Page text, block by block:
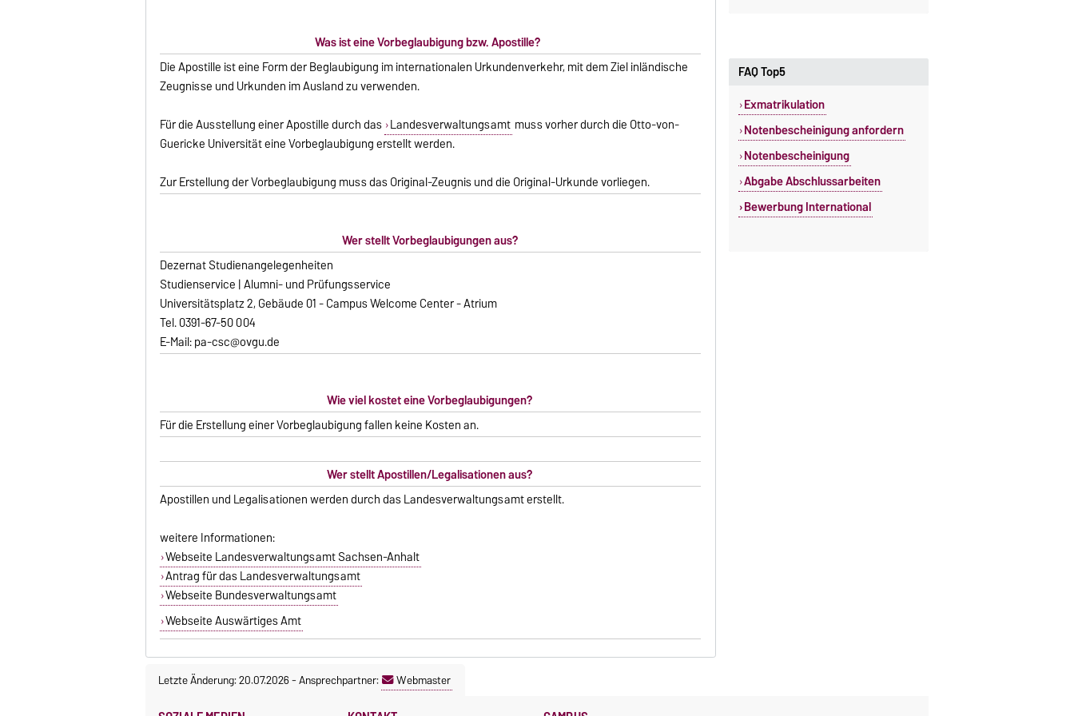
Was ist eine Vorbeglaubigung bzw. Apostille?
Die Apostille ist eine Form der Beglaubigung im internationalen Urkundenverkehr, mit dem Ziel inländische
Zeugnisse und Urkunden im Ausland zu verwenden.
Für die Ausstellung einer Apostille durch das Landesverwaltungsamt muss vorher durch die Otto-von-
Guericke Universität eine Vorbeglaubigung erstellt werden.
Zur Erstellung der Vorbeglaubigung muss das Original-Zeugnis und die Original-Urkunde vorliegen.
Wer stellt Vorbeglaubigungen aus?
Dezernat Studienangelegenheiten
Studienservice | Alumni- und Prüfungsservice
Universitätsplatz 2, Gebäude 01 - Campus Welcome Center - Atrium
Tel. 0391-67-50 004
E-Mail: pa-csc@ovgu.de
Wie viel kostet eine Vorbeglaubigungen?
Für die Erstellung einer Vorbeglaubigung fallen keine Kosten an.
Wer stellt Apostillen/Legalisationen aus?
Apostillen und Legalisationen werden durch das Landesverwaltungsamt erstellt.
weitere Informationen:
Webseite Landesverwaltungsamt Sachsen-Anhalt
Antrag für das Landesverwaltungsamt
Webseite Bundesverwaltungsamt
Webseite Auswärtiges Amt
FAQ Top5
Exmatrikulation
Notenbescheinigung anfordern
Notenbescheinigung
Abgabe Abschlussarbeiten
Bewerbung International
Letzte Änderung: 20.07.2026-Ansprechpartner: Webmaster